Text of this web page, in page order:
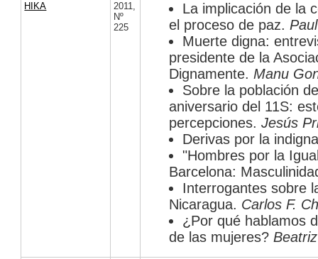
HIKA 2011,
Nº
225
La implicación de la
el proceso de paz.
Muerte digna:
presidente de la
Dignamente. Manu
Sobre la población
aniversario del 11S:
percepciones.Jesús
Derivas por la
"Hombres por la
Barcelona:
Interrogantes sobre
Nicaragua. Carlos F.
¿Por qué hablamos
de las mujeres?